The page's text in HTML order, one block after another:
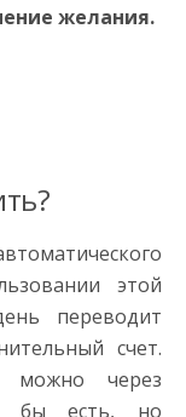
желания.
этой
переводит
счет.
можно через
бы есть, но